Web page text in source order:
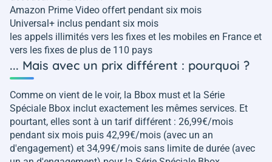
Amazon Prime Video offert pendant six mois
Universal+ inclus pendant six mois
les appels illimités vers les fixes et les mobiles en France et
vers les fixes de plus de 110 pays
... Mais avec un prix différent : pourquoi ?
Comme on vient de le voir, la Bbox must et la Série
Spéciale Bbox inclut exactement les mêmes services. Et
pourtant, elles sont à un tarif différent : 26,99€/mois
pendant six mois puis 42,99€/mois (avec un an
d'engagement) et 34,99€/mois sans limite de durée (avec